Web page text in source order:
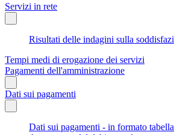
Servizi in rete
Risultati delle indagini sulla
Tempi medi di erogazione dei servizi
Pagamenti dell'amministrazione
Dati sui pagamenti
Dati sui pagamenti - in formato